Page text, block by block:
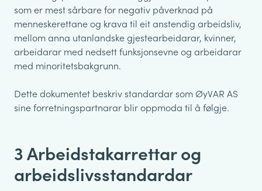
som er mest sårbare for negativ påverknad på
menneskerettane og krava til eit anstendig arbeidsliv,
mellom anna utanlandske gjestearbeidarar, kvinner,
arbeidarar med nedsett funksjonsevne og arbeidarar
med minoritetsbakgrunn.
Dette dokumentet beskriv standardar som ØyVAR AS
sine forretningspartnarar blir oppmoda til å følgje.
3 Arbeidstakarrettar og
arbeidslivsstandardar